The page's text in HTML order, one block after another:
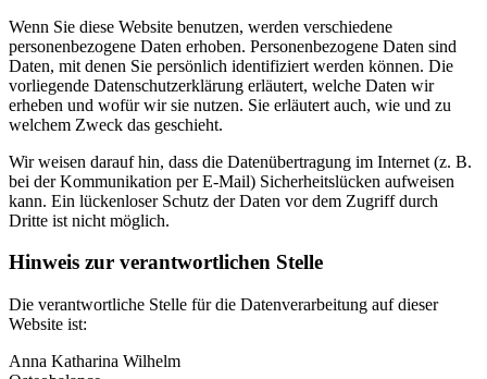
Wenn Sie diese Website benutzen, werden verschiedene
personenbezogene Daten erhoben. Personenbezogene Daten sind
Daten, mit denen Sie persönlich identifiziert werden können. Die
vorliegende Datenschutzerklärung erläutert, welche Daten wir
erheben und wofür wir sie nutzen. Sie erläutert auch, wie und zu
welchem Zweck das geschieht.
Wir weisen darauf hin, dass die Datenübertragung im Internet (z. B.
bei der Kommunikation per E-Mail) Sicherheitslücken aufweisen
kann. Ein lückenloser Schutz der Daten vor dem Zugriff durch
Dritte ist nicht möglich.
Hinweis zur verantwortlichen Stelle
Die verantwortliche Stelle für die Datenverarbeitung auf dieser
Website ist:
Anna Katharina Wilhelm